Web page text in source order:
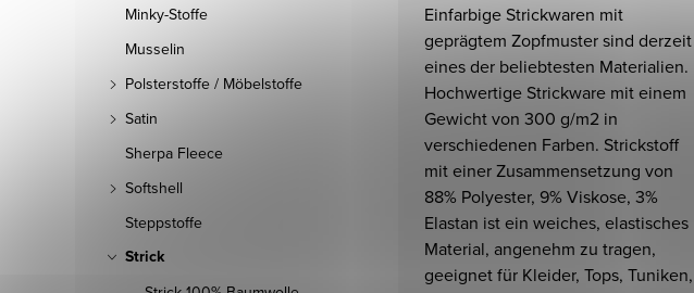
Minky-Stoffe
Musselin
Polsterstoffe / Möbelstoffe
Satin
Sherpa Fleece
Softshell
Steppstoffe
Strick
Einfarbige Strickwaren mit
geprägtem Zopfmuster sind derzeit
eines der beliebtesten Materialien.
Hochwertige Strickware mit einem
Gewicht von 300 g/m2 in
verschiedenen Farben. Strickstoff
mit einer Zusammensetzung von
88% Polyester, 9% Viskose, 3%
Elastan ist ein weiches, elastisches
Material, angenehm zu tragen,
geeignet für Kleider, Tops, Tuniken,